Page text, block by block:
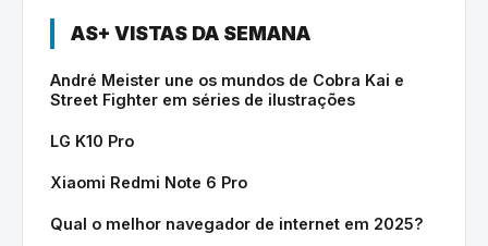
AS+ VISTAS DA SEMANA
André Meister une os mundos de Cobra Kai e
Street Fighter em séries de ilustrações
LG K10 Pro
Xiaomi Redmi Note 6 Pro
Qual o melhor navegador de internet em 2025?